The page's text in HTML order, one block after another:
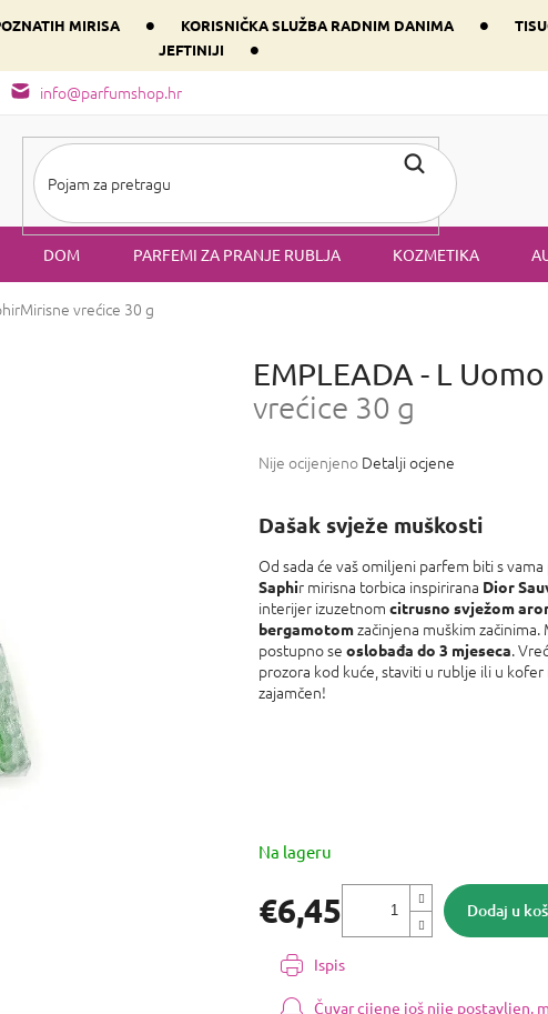
MIRISA • KORISNIČKA SLUŽBA RADNIM DANIMA •
JEFTINIJI
•
info@parfumshop.hr
svog srca prema dominantnoj komponenti
DOM PARFEMI ZA PRANJE RUBLJA KOZMETIKA
Mirisne vrećice 30 g
EMPLEADA - L
vrećice 30 g
Prosječna
je
od
5
zvjezdica.
Nije ocijenjeno Detalji ocjene
€6,45
Izmjeri
cijenu:
Na lageru
Dodaj u
Dašak svježe muškosti
Od sada će vaš omiljeni parfem biti s
Saphir mirisna torbica inspirirana Dior
interijer izuzetnom citrusno svježom
bergamotomzačinjena muškim
postupno se oslobađa do 3 mjeseca.
prozora kod kuće, staviti u rublje ili u
zajamčen!
Ispis
Čuvar cijene još nije postavljen,